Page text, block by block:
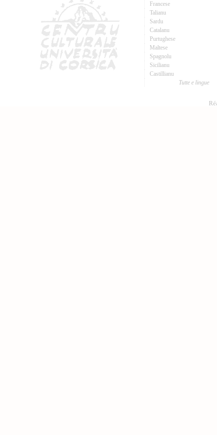
Francese
Talianu
Sardu
Catalanu
Purtughese
Maltese
Spagnolu
Sicilianu
Castillianu
Tutte e lingue